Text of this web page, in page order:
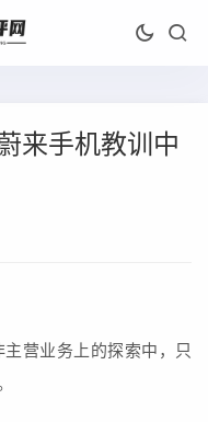
来手机教训中
营业务上的探索中，只